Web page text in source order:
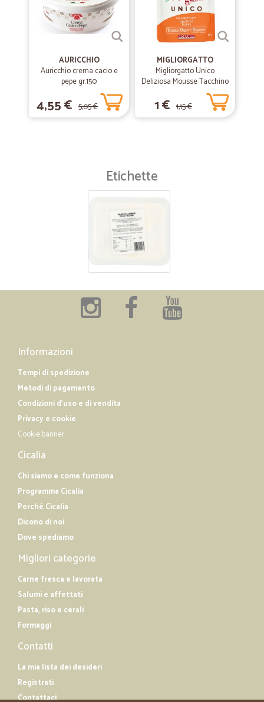
AURICCHIO
Auricchio crema cacio e
pepe gr.150
4,55 € 5,05 €
MIGLIORGATTO
Migliorgatto Unico
Deliziosa Mousse Tacchino
1 € 1,15 €
Etichette
Informazioni
Tempi di spedizione
Metodi di pagamento
Condizioni d'uso e di vendita
Privacy e cookie
Cookie banner
Cicalia
Chi siamo e come funziona
Programma Cicalia
Perché Cicalia
Dicono di noi
Dove spediamo
Migliori categorie
Carne fresca e lavorata
Salumi e affettati
Pasta, riso e cerali
Formaggi
Contatti
La mia lista dei desideri
Registrati
Contattaci